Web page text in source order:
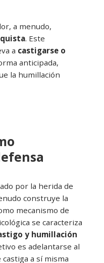
a menudo,
. Este
a castigarse o
anticipada,
la humillación
por la herida de
construye la
mecanismo de
se caracteriza
y humillación
es adelantarse al
a sí misma